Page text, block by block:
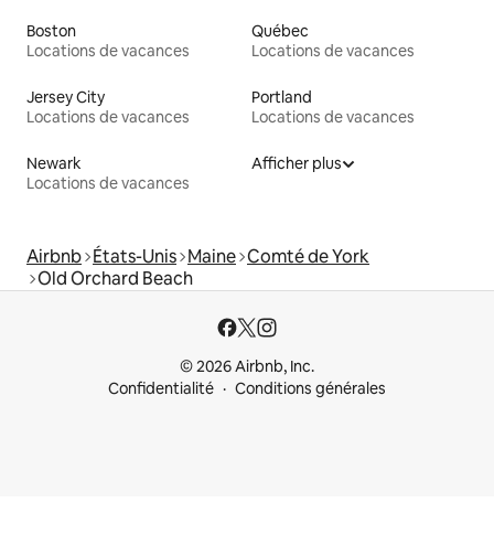
Boston
Locations de vacances
Québec
Locations de vacances
Jersey City
Locations de vacances
Portland
Locations de vacances
Newark
Locations de vacances
Afficher plus
Airbnb États-Unis Maine Comté de York
Old Orchard Beach
© 2026 Airbnb, Inc.
Confidentialité
Conditions générales